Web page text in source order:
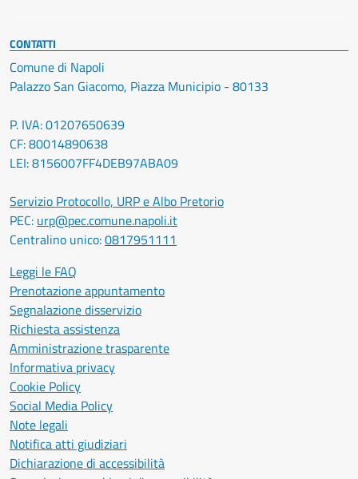
CONTATTI
Comune di Napoli
Palazzo San Giacomo, Piazza Municipio - 80133
P. IVA: 01207650639
CF: 80014890638
LEI: 8156007FF4DEB97ABA09
Servizio Protocollo, URP e Albo Pretorio
PEC: urp@pec.comune.napoli.it
Centralino unico:0817951111
Leggi le FAQ
Prenotazione appuntamento
Segnalazione disservizio
Richiesta assistenza
Amministrazione trasparente
Informativa privacy
Cookie Policy
Social Media Policy
Note legali
Notifica atti giudiziari
Dichiarazione di accessibilità